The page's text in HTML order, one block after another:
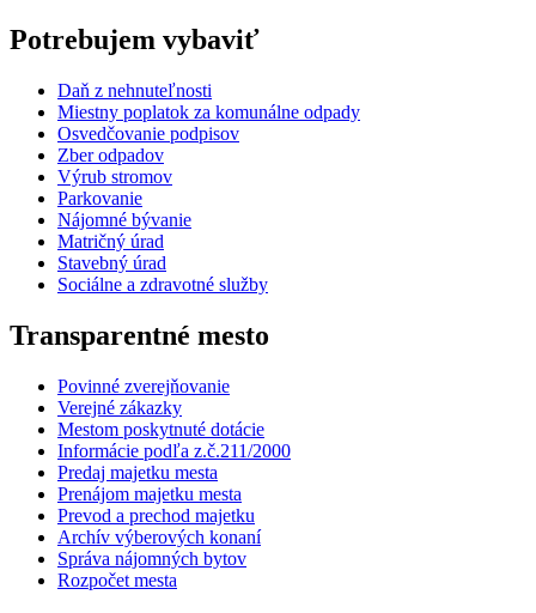
Potrebujem vybaviť
Daň z nehnuteľnosti
Miestny poplatok za komunálne odpady
Osvedčovanie podpisov
Zber odpadov
Výrub stromov
Parkovanie
Nájomné bývanie
Matričný úrad
Stavebný úrad
Sociálne a zdravotné služby
Transparentné mesto
Povinné zverejňovanie
Verejné zákazky
Mestom poskytnuté dotácie
Informácie podľa z.č.211/2000
Predaj majetku mesta
Prenájom majetku mesta
Prevod a prechod majetku
Archív výberových konaní
Správa nájomných bytov
Rozpočet mesta